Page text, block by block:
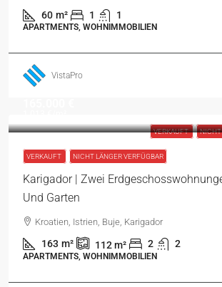
60 m² 1 1
APARTMENTS, WOHNIMMOBILIEN
VistaPro
VERKAUFT NICHT
VERKAUFT NICHT LÄNGER VERFÜGBAR
Karigador | Zwei
Und Garten
Kroatien, Istrien, Buje, Karigador
163 m² 112m² 2 2
APARTMENTS, WOHNIMMOBILIEN